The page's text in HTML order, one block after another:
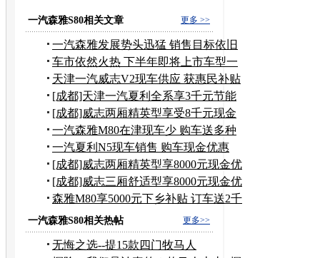
更多 >>
一汽森雅S80相关文章
一汽森雅发展势头迅猛 销售目标依旧
不变
车市依然火热 下半年即将上市车型一
览
天津一汽威志V2现车供应 获惠民补贴
资格
[成都]天津一汽夏利全系享3千元节能
补贴
[成都]威志两厢精英型享受8千元现金
优惠
一汽森雅M80在津现车少 购车送多种
保险
一汽夏利N5现车销售 购车现金优惠
3000元
[成都]威志两厢精英型享8000元现金优
惠
[成都]威志三厢舒适型享8000元现金优
惠
森雅M80享5000元下乡补贴 订车送2千
礼包
更多>>
一汽森雅S80相关热帖
无悔之选--提15款四门牧马人